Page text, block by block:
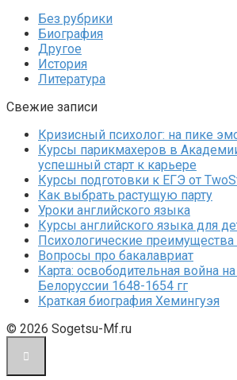
Без рубрики
Биография
Другое
История
Литература
Свежие записи
Кризисный психолог: на пике
Курсы парикмахеров в
успешный старт к карьере
Курсы подготовки к ЕГЭ от
Как выбрать растущую парту
Уроки английского языка
Курсы английского языка для
Психологические преимущества
Вопросы про бакалавриат
Карта: освободительная война
Белоруссии 1648-1654 гг
Краткая биография Хемингуэя
© 2026 Sogetsu-Mf.ru